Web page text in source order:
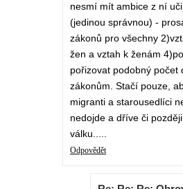
nesmí mít ambice z ní
(jedinou správnou) -
zákonů pro všechny
žen a vztah k ženám
pořizovat podobný počet
zákonům. Stačí pouze,
migranti a starousedlíci
nedojde a dříve či
válku.....
Odpovědět